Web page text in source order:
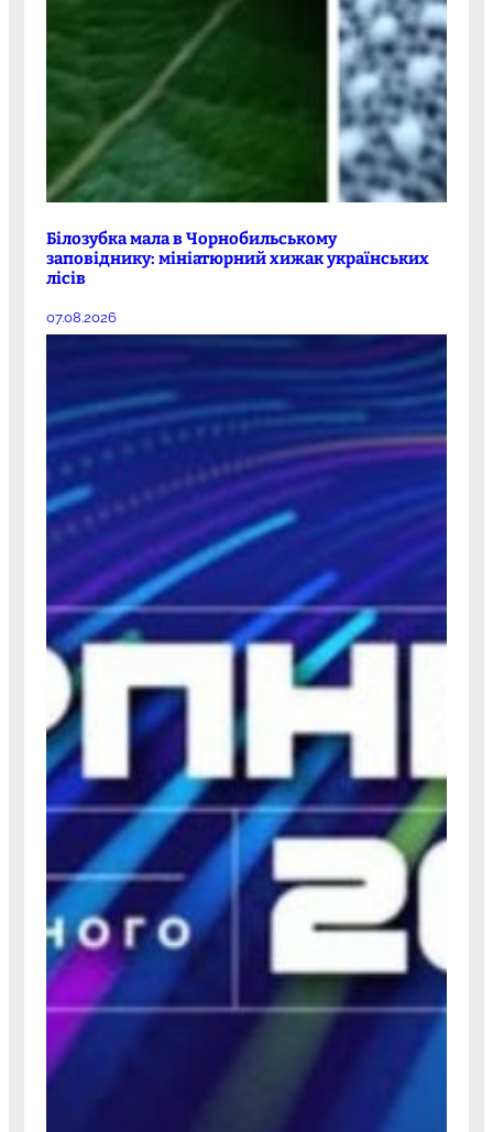
Білозубка мала в Чорнобильському
заповіднику: мініатюрний хижак українських
лісів
07.08.2026